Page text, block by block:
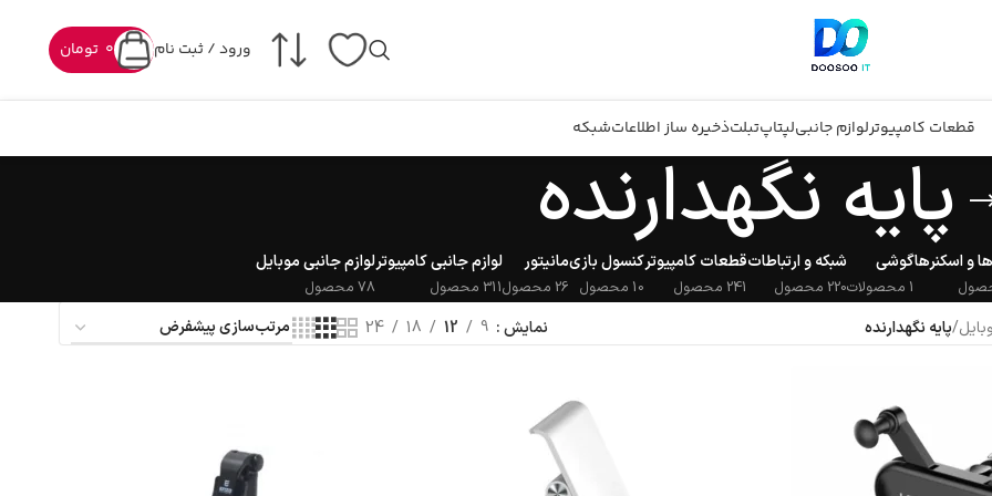
ورود / ثبت نام تومان 0
قطعات کامپیوترلوازم جانبیلپتاپتبلتذخیره ساز اطلاعاتشبکه
پایه نگهدارنده
و اسکنرهاگوشی
1 محصولات
شبکه و ارتباطات
220 محصول
قطعات کامپیوتر
241 محصول
کنسول بازی
10 محصول
مانیتور
26 محصول
لوازم جانبی کامپیوتر
311 محصول
لوازم جانبی موبایل
78 محصول
/پایه نگهدارنده نمایش 9
12
18
24